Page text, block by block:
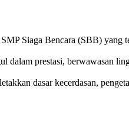
Siaga Bencara (SBB)
dalam prestasi, berwawasan
dasar kecerdasan,